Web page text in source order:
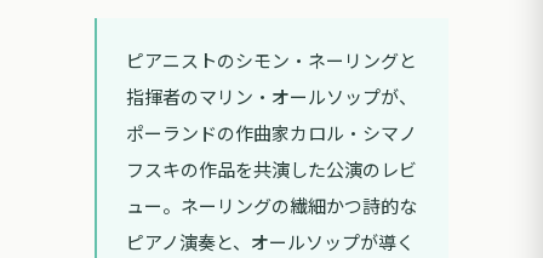
ピアニストのシモン・ネーリングと
指揮者のマリン・オールソップが、
ポーランドの作曲家カロル・シマノ
フスキの作品を共演した公演のレビ
ュー。ネーリングの繊細かつ詩的な
ピアノ演奏と、オールソップが導く